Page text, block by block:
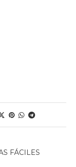
FÁCILES